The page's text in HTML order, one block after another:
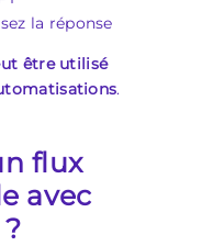
la réponse
être utilisé
.
flux
avec